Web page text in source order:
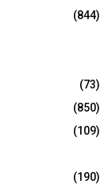
(844)
(73)
(850)
(109)
(190)